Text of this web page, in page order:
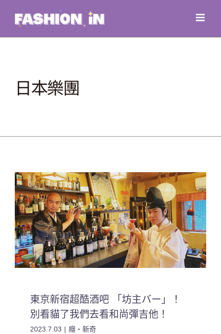
content
日本樂團
東京新宿超酷酒吧 「坊主バー」！
別看貓了我們去看和尚彈吉他！
2023.7.03 | 癮・新奇